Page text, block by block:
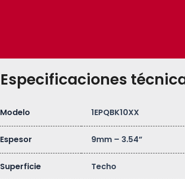
Especificaciones
Modelo 1EPQBK10XX
Espesor 9mm – 3.54”
Superficie Techo